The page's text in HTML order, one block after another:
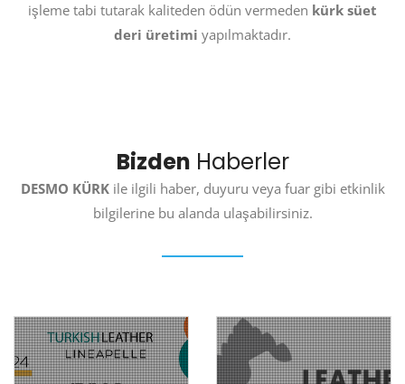
işleme tabi tutarak kaliteden ödün vermeden kürk süet
deri üretimi yapılmaktadır.
Bizden Haberler
DESMO KÜRKile ilgili haber, duyuru veya fuar gibi etkinlik
bilgilerine bu alanda ulaşabilirsiniz.